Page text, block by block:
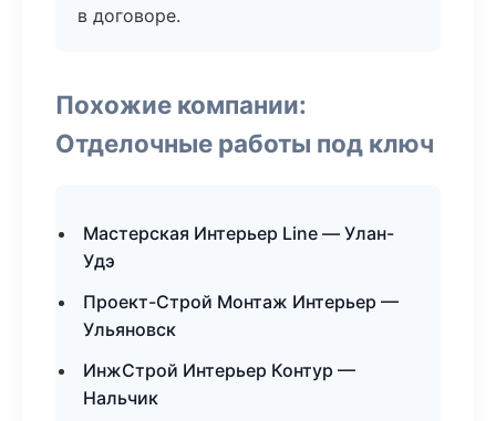
в договоре.
Похожие компании:
Отделочные работы под ключ
Мастерская Интерьер Line — Улан-
Удэ
Проект-Строй Монтаж Интерьер —
Ульяновск
ИнжСтрой Интерьер Контур —
Нальчик